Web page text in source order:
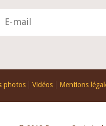
photos Vidéos Mentions